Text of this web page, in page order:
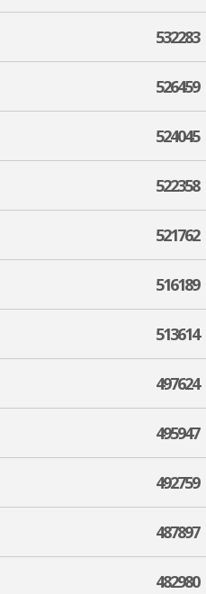
532283
526459
524045
522358
521762
516189
513614
497624
495947
492759
487897
482980